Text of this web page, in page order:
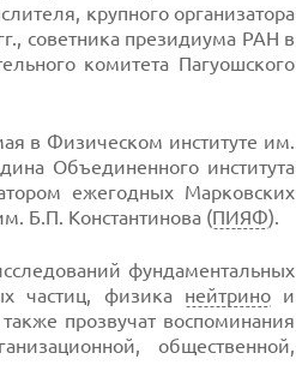
крупного организатора
советника президиума РАН в
комитета Пагуошского
в Физическом институте им.
Объединенного института
ежегодных Марковских
Б.П. Константинова (ПИЯФ).
фундаментальных
частиц, физика нейтринои
прозвучат воспоминания
общественной,